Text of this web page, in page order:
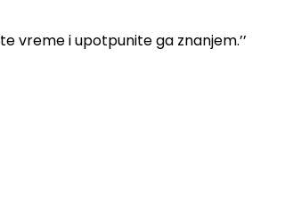
vreme i upotpunite ga znanjem.’’